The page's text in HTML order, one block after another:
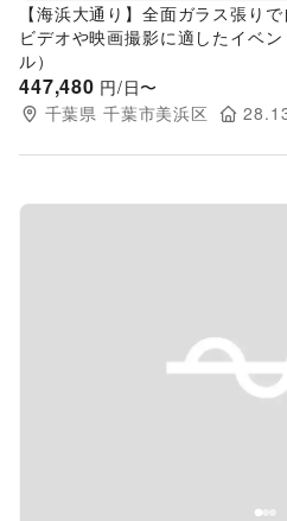
【海浜大通り】全面ガラス張り
ビデオや映画撮影に適したイベ
ル）
447,480 円/日〜
千葉県 千葉市美浜区
Previous slide